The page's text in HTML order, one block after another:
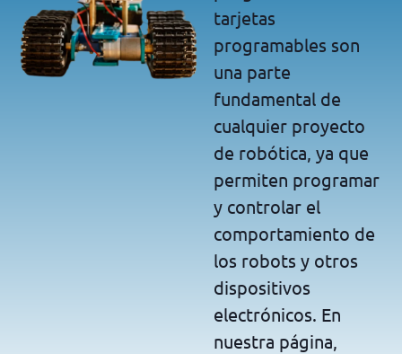
tarjetas
programables son
una parte
fundamental de
cualquier proyecto
de robótica, ya que
permiten programar
y controlar el
comportamiento de
los robots y otros
dispositivos
electrónicos. En
nuestra página,